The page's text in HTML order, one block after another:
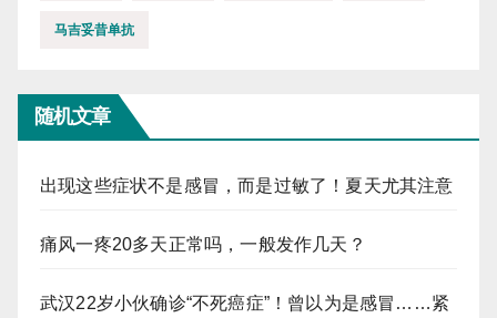
马吉妥昔单抗
随机文章
出现这些症状不是感冒，而是过敏了！夏天尤其注意
痛风一疼20多天正常吗，一般发作几天？
武汉22岁小伙确诊“不死癌症”！曾以为是感冒……紧